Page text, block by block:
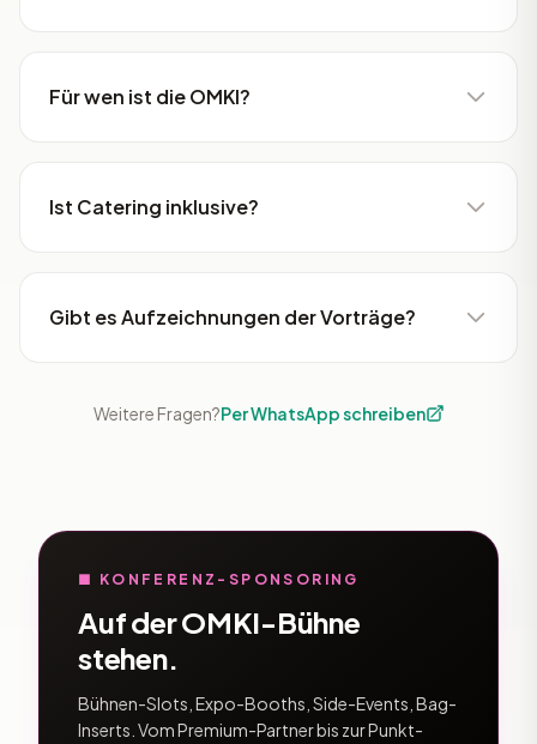
Für wen ist die OMKI?
Ist Catering inklusive?
Gibt es Aufzeichnungen der Vorträge?
Weitere Fragen?Per WhatsApp schreiben
■ KONFERENZ-SPONSORING
Auf der OMKI-Bühne
stehen.
Bühnen-Slots, Expo-Booths, Side-Events, Bag-
Inserts. Vom Premium-Partner bis zur Punkt-